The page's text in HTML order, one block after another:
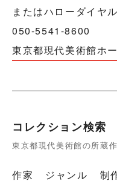
またはハローダイヤ
050-5541-8600
東京都現代美術館ホ
コレクション検索
東京都現代美術館の所蔵
作家 ジャンル 制